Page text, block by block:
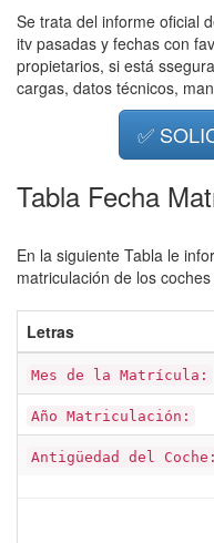
Se trata del informe oficial
itv pasadas y fechas con
propietarios, si está
cargas, datos técnicos,
✅
Tabla Fecha
En la siguiente Tabla le
matriculación de los
Letras
Mes de la Matrícula:
Año Matriculación:
Antigüedad del Coche: